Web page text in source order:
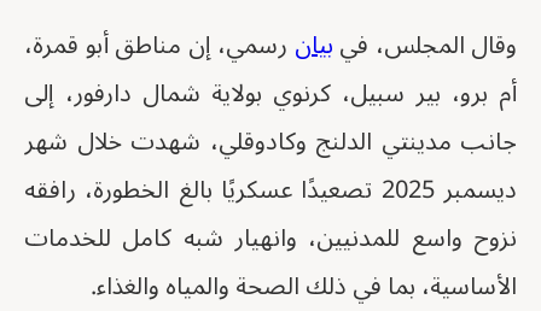
وقال المجلس، فيبيانرسمي، إن مناطق أبو قمرة،
أم برو، بير سبيل، كرنوي بولاية شمال دارفور، إلى
جانب مدينتي الدلنج وكادوقلي، شهدت خلال شهر
ديسمبر 2025 تصعيدًا عسكريًا بالغ الخطورة، رافقه
نزوح واسع للمدنيين، وانهيار شبه كامل للخدمات
الأساسية، بما في ذلك الصحة والمياه والغذاء.